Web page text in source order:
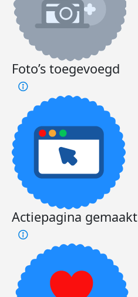
Foto’s toegevoegd
Actiepagina gemaakt